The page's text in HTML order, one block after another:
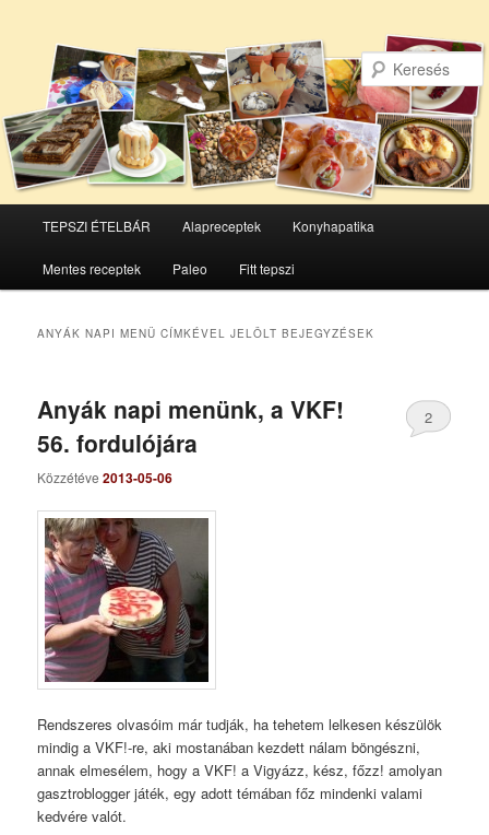
Tovább
az
elsődleges
Tovább
a
másodlagos
TEPSZI ÉTELBÁR Alapreceptek Konyhapatika
Mentes receptek Paleo Fitt tepszi
ANYÁK NAPI MENÜ CÍMKÉVEL JELÖLT BEJEGYZÉSEK
Anyák napi menünk, a VKF!
56. fordulójára
Közzétéve2013-05-06
2
Rendszeres olvasóim már tudják, ha tehetem lelkesen készülök
mindig a VKF!-re, aki mostanában kezdett nálam böngészni,
annak elmesélem, hogy a VKF! a Vigyázz, kész, főzz! amolyan
gasztroblogger játék, egy adott témában főz mindenki valami
kedvére valót.